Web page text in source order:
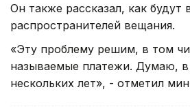
Он также рассказал, как будут
распространителей вещания.
«Эту проблему решим, в том
называемые платежи. Думаю, в
нескольких лет», - отметил